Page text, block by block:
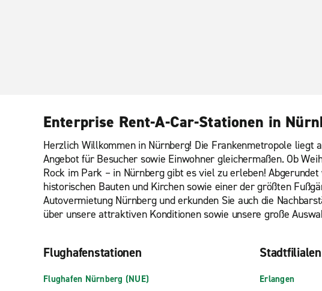
Enterprise Rent-A-Car-Stationen in
Herzlich Willkommen in Nürnberg! Die Frankenmetropole
Angebot für Besucher sowie Einwohner gleichermaßen. Ob
Rock im Park – in Nürnberg gibt es viel zu erleben!
historischen Bauten und Kirchen sowie einer der größten
Autovermietung Nürnberg und erkunden Sie auch die
über unsere attraktiven Konditionen sowie unsere große
Flughafenstationen
Flughafen Nürnberg (NUE)
Stadtfilialen
Erlangen